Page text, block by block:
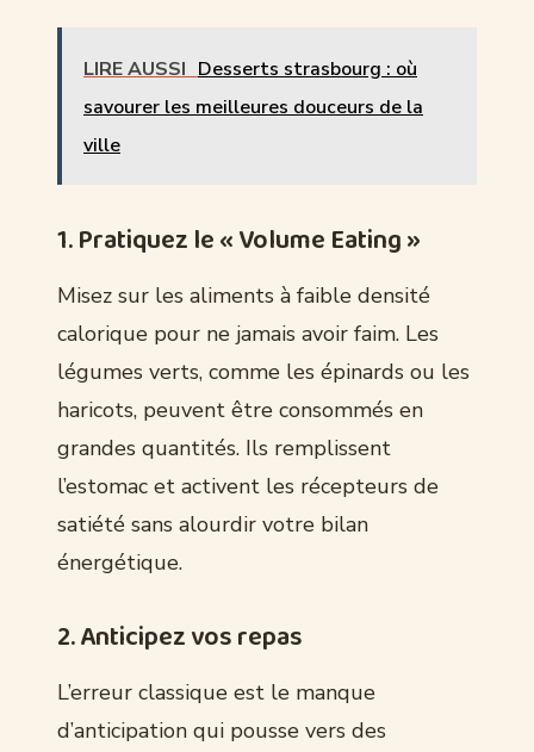
LIRE AUSSI Desserts strasbourg : où
savourer les meilleures douceurs de la
ville
1. Pratiquez le « Volume Eating »
Misez sur les aliments à faible densité
calorique pour ne jamais avoir faim. Les
légumes verts, comme les épinards ou les
haricots, peuvent être consommés en
grandes quantités. Ils remplissent
l’estomac et activent les récepteurs de
satiété sans alourdir votre bilan
énergétique.
2. Anticipez vos repas
L’erreur classique est le manque
d’anticipation qui pousse vers des